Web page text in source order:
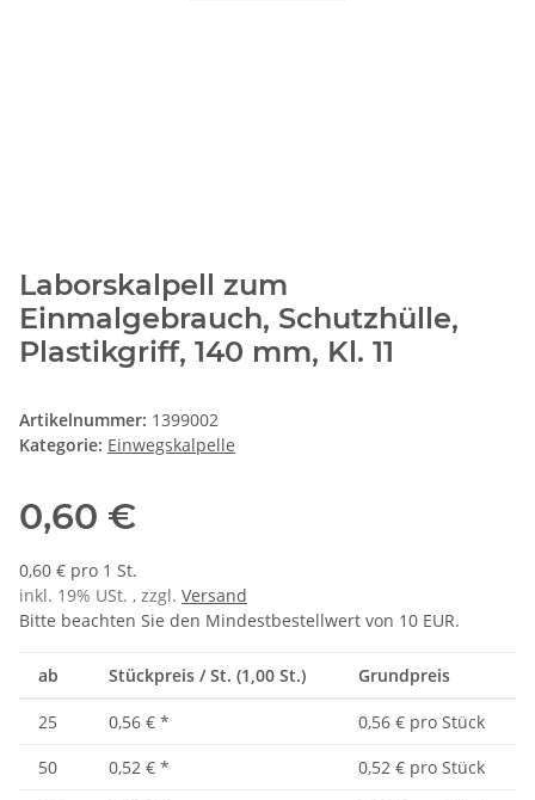
Laborskalpell zum
Einmalgebrauch, Schutzhülle,
Plastikgriff, 140 mm, Kl. 11
Artikelnummer: 1399002
Kategorie: Einwegskalpelle
0,60 €
0,60 € pro 1 St.
inkl. 19% USt. , zzgl. Versand
Bitte beachten Sie den Mindestbestellwert von 10 EUR.
ab Stückpreis / St. (1,00 St.) Grundpreis
25 0,56 € *
0,56 € pro Stück
50
0,52 € *
0,52 € pro Stück